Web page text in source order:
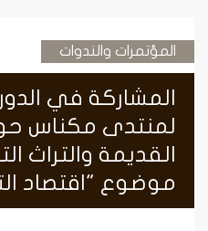
المؤتمرات والندوات
المشاركة في
لمنتدى مكناس
القديمة والتراث
موضوع "اقتصاد